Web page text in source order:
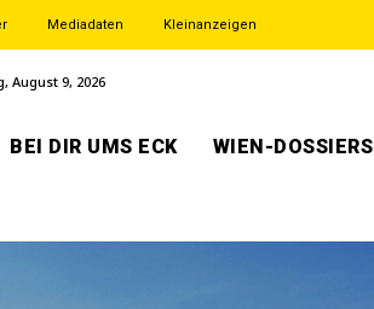
Mediadaten Kleinanzeigen
August 9, 2026
BEI DIR UMS ECK WIEN-DOSSIERS